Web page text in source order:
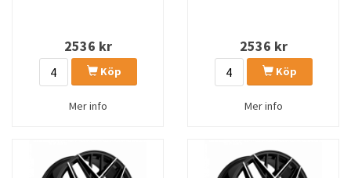
2536 kr
Köp
Mer info
2536 kr
Köp
Mer info